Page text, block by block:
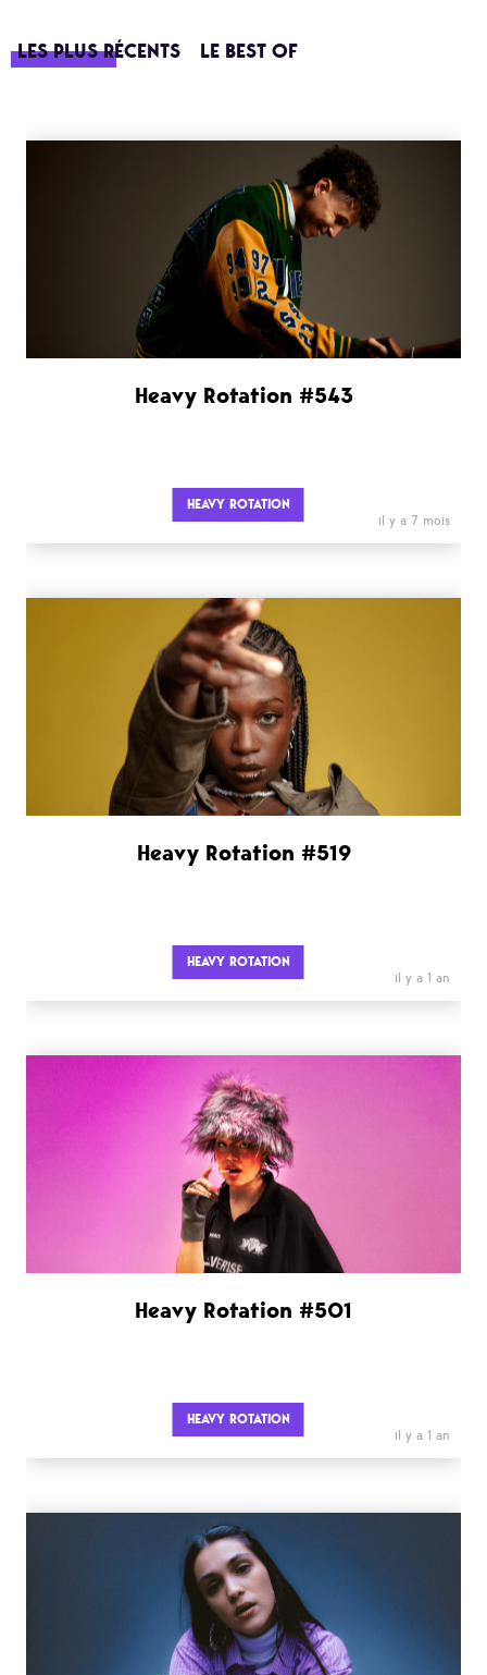
LES PLUS RÉCENTS LE BEST OF
Heavy Rotation #543
HEAVY ROTATION
il y a 7 mois
Heavy Rotation #519
HEAVY ROTATION
il y a 1 an
Heavy Rotation #501
HEAVY ROTATION
il y a 1 an